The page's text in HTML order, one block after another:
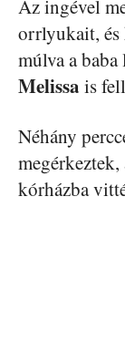
Az ingével
orrlyukait,
múlva a
Melissa is
Néhány
kórházba